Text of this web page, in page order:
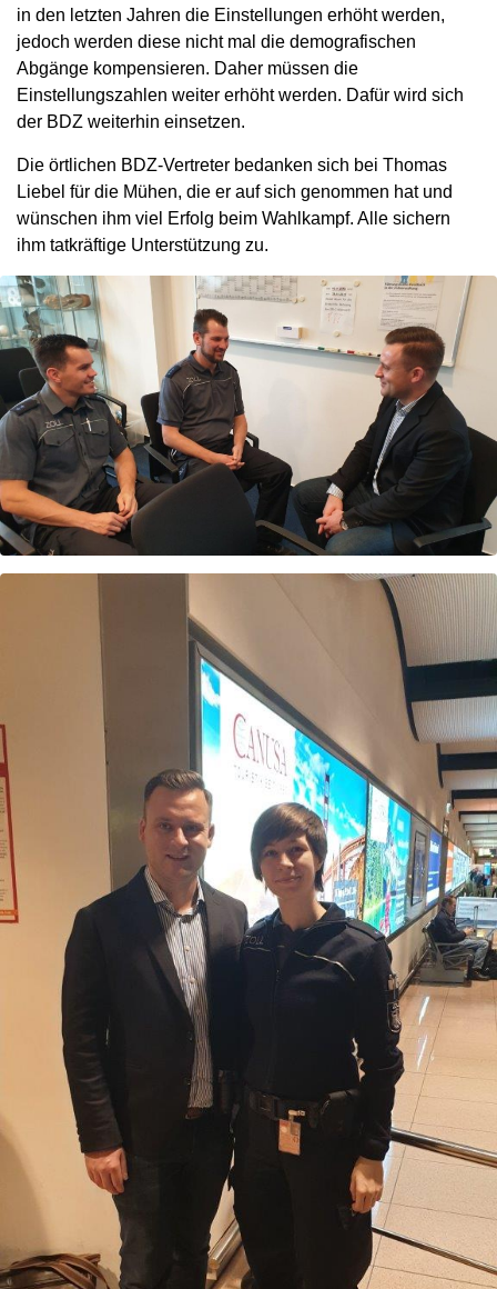
in den letzten Jahren die Einstellungen erhöht werden,
jedoch werden diese nicht mal die demografischen
Abgänge kompensieren. Daher müssen die
Einstellungszahlen weiter erhöht werden. Dafür wird sich
der BDZ weiterhin einsetzen.
Die örtlichen BDZ-Vertreter bedanken sich bei Thomas
Liebel für die Mühen, die er auf sich genommen hat und
wünschen ihm viel Erfolg beim Wahlkampf. Alle sichern
ihm tatkräftige Unterstützung zu.